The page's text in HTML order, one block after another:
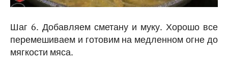
Шаг 6. Добавляем сметану и муку. Хорошо все
перемешиваем и готовим на медленном огне до
мягкости мяса.